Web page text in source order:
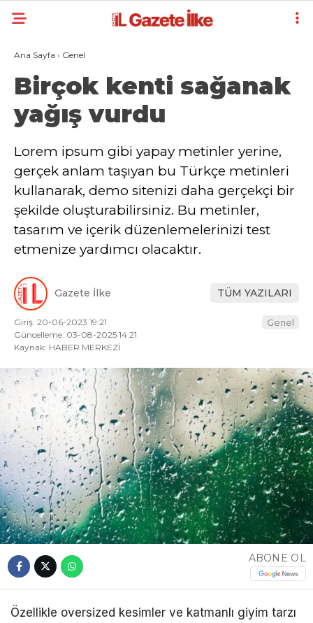
Ana Sayfa › Genel
Birçok kenti sağanak
yağış vurdu
Lorem ipsum gibi yapay metinler yerine,
gerçek anlam taşıyan bu Türkçe metinleri
kullanarak, demo sitenizi daha gerçekçi bir
şekilde oluşturabilirsiniz. Bu metinler,
tasarım ve içerik düzenlemelerinizi test
etmenize yardımcı olacaktır.
Gazete İlke TÜM YAZILARI
Giriş: 20-06-2023 19:21
Güncelleme: 03-08-2025 14:21
Kaynak: HABER MERKEZİ
Genel
ABONE OL
Özellikle oversized kesimler ve katmanlı giyim tarzı